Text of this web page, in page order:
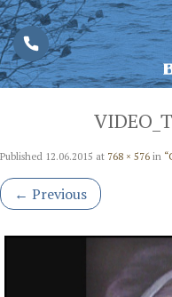
Published 12.06.2015 at 768 × 576 in
← Previous